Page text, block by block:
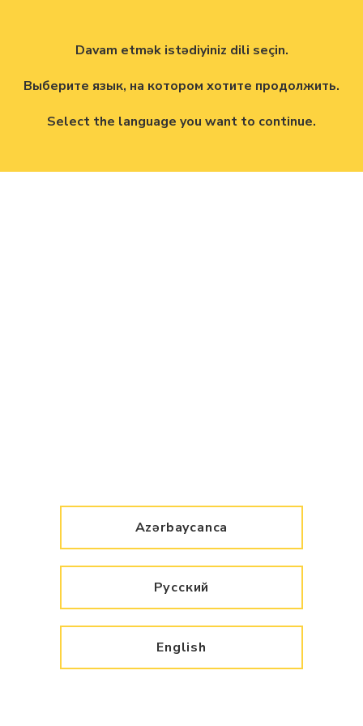
Davam etmək istədiyiniz dili seçin.
Выберите язык, на котором хотите продолжить.
Select the language you want to continue.
Azərbaycanca
Русский
English